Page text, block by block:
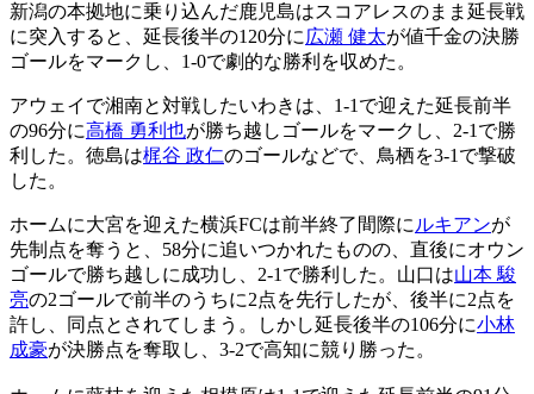
新潟の本拠地に乗り込んだ鹿児島はスコアレスのまま延長戦
に突入すると、延長後半の120分に 広瀬 健太が値千金の決勝
ゴールをマークし、1-0で劇的な勝利を収めた。
アウェイで湘南と対戦したいわきは、1-1で迎えた延長前半
の96分に高橋 勇利也が勝ち越しゴールをマークし、2-1で勝
利した。徳島は梶谷 政仁のゴールなどで、鳥栖を3-1で撃破
した。
ホームに大宮を迎えた横浜FCは前半終了間際に ルキアンが
先制点を奪うと、58分に追いつかれたものの、直後にオウン
ゴールで勝ち越しに成功し、2-1で勝利した。山口は山本 駿
亮の2ゴールで前半のうちに2点を先行したが、後半に2点を
許し、同点とされてしまう。しかし延長後半の106分に小林
成豪が決勝点を奪取し、3-2で高知に競り勝った。